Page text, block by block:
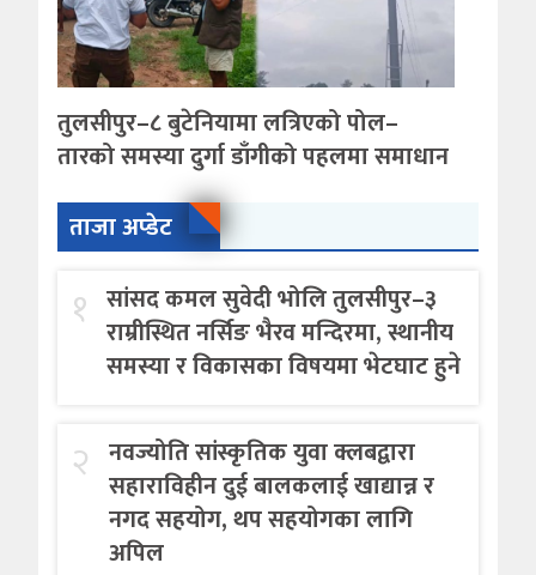
तुलसीपुर–८ बुटेनियामा लत्रिएको पोल–
तारको समस्या दुर्गा डाँगीको पहलमा समाधान
ताजा अप्डेट
१ सांसद कमल सुवेदी भोलि तुलसीपुर–३
राम्रीस्थित नर्सिङ भैरव मन्दिरमा, स्थानीय
समस्या र विकासका विषयमा भेटघाट हुने
२ नवज्योति सांस्कृतिक युवा क्लबद्वारा
सहाराविहीन दुई बालकलाई खाद्यान्न र
नगद सहयोग, थप सहयोगका लागि
अपिल